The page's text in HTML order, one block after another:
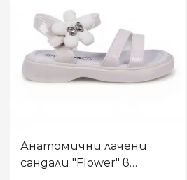
Анатомични лачени
сандали "Flower" в